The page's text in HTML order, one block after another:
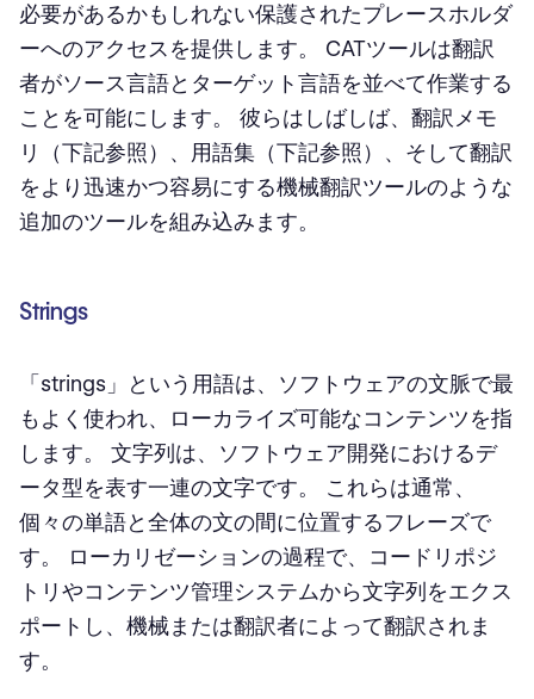
必要があるかもしれない保護されたプレースホルダ
ーへのアクセスを提供します。 CATツールは翻訳
者がソース言語とターゲット言語を並べて作業する
ことを可能にします。 彼らはしばしば、翻訳メモ
リ（下記参照）、用語集（下記参照）、そして翻訳
をより迅速かつ容易にする機械翻訳ツールのような
追加のツールを組み込みます。
Strings
「strings」という用語は、ソフトウェアの文脈で最
もよく使われ、ローカライズ可能なコンテンツを指
します。 文字列は、ソフトウェア開発におけるデ
ータ型を表す一連の文字です。 これらは通常、
個々の単語と全体の文の間に位置するフレーズで
す。 ローカリゼーションの過程で、コードリポジ
トリやコンテンツ管理システムから文字列をエクス
ポートし、機械または翻訳者によって翻訳されま
す。